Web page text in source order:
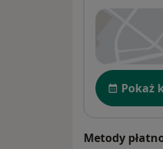
Dostępność
Pokaż
Metody